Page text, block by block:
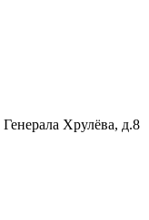
Хрулёва, д.8